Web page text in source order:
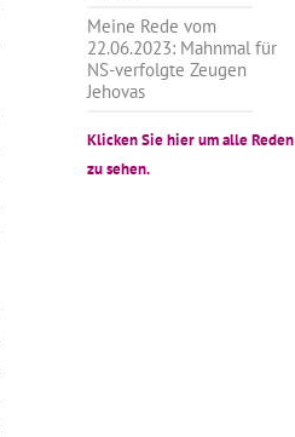
Meine Rede vom
22.06.2023: Mahnmal für
NS-verfolgte Zeugen
Jehovas
Klicken Sie hier um alle Reden
zu sehen.